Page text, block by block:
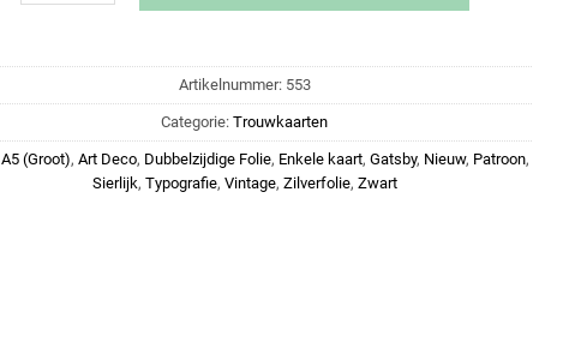
Artikelnummer: 553
Categorie:Trouwkaarten
A5 (Groot), Art Deco, Dubbelzijdige Folie, Enkele kaart, Gatsby, Nieuw, Patroon,
Sierlijk, Typografie, Vintage, Zilverfolie, Zwart